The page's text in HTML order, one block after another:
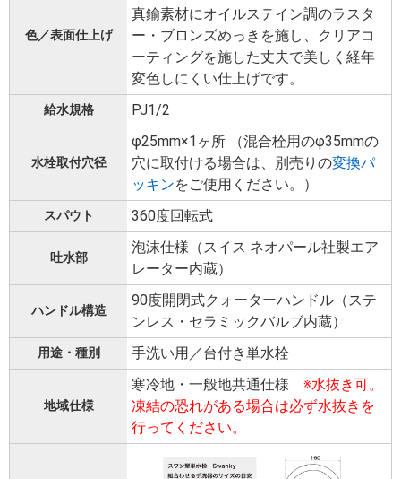
色／表面仕上げ
真鍮素材にオイルステイン調のラスタ
ー・ブロンズめっきを施し、クリアコ
ーティングを施した丈夫で美しく経年
変色しにくい仕上げです。
給水規格 PJ1/2
水栓取付穴径
φ25mm×1ヶ所 （混合栓用のφ35mmの
穴に取付ける場合は、別売りの変換パ
ッキンをご使用ください。）
スパウト 360度回転式
吐水部
泡沫仕様（スイス ネオパール社製エア
レーター内蔵）
ハンドル構造
90度開閉式クォーターハンドル（ステ
ンレス・セラミックバルブ内蔵）
用途・種別 手洗い用／台付き単水栓
地域仕様
寒冷地・一般地共通仕様 ※水抜き可。
凍結の恐れがある場合は必ず水抜きを
行ってください。